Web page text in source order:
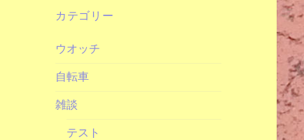
カテゴリー
ウオッチ
自転車
雑談
テスト